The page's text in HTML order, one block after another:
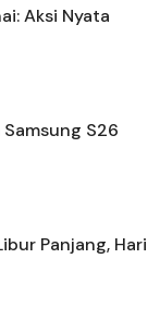
Aksi Nyata
S26
Panjang, Hari